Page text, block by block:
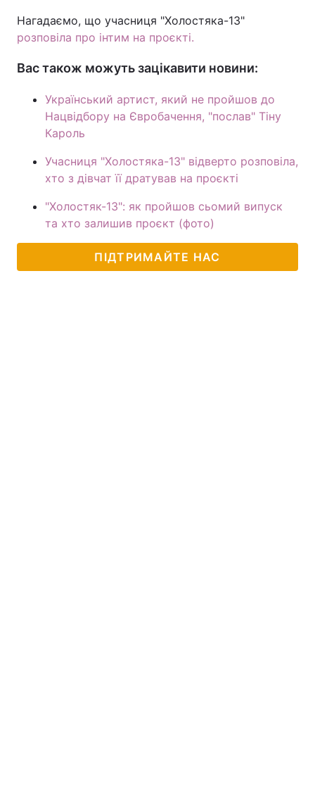
Нагадаємо, що учасниця "Холостяка-13"
розповіла про інтим на проєкті.
Вас також можуть зацікавити новини:
Український артист, який не пройшов до
Нацвідбору на Євробачення, "послав" Тіну
Кароль
Учасниця "Холостяка-13" відверто розповіла,
хто з дівчат її дратував на проєкті
"Холостяк-13": як пройшов сьомий випуск
та хто залишив проєкт (фото)
ПІДТРИМАЙТЕ НАС